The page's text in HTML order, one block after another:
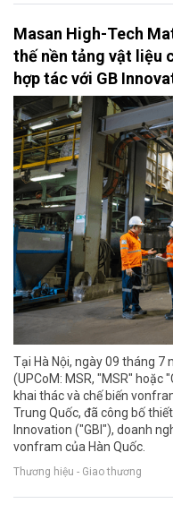
Masan High-Tech
thế nền tảng vật liệu
hợp tác với GB
Tại Hà Nội, ngày 09 tháng 7
(UPCoM: MSR, "MSR"
khai thác và chế biến
Trung Quốc, đã công bố
Innovation ("GBI"), doanh
vonfram của Hàn Quốc.
Thương hiệu - Giao thương